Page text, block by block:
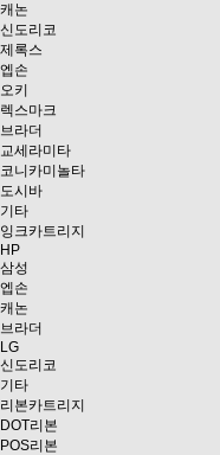
캐논
신도리코
제록스
엡손
오키
렉스마크
브라더
교세라미타
코니카미놀타
도시바
기타
잉크카트리지
HP
삼성
엡손
캐논
브라더
LG
신도리코
기타
리본카트리지
DOT리본
POS리본